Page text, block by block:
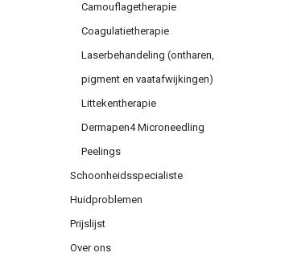
Camouflagetherapie
Coagulatietherapie
Laserbehandeling (ontharen,
pigment en vaatafwijkingen)
Littekentherapie
Dermapen4 Microneedling
Peelings
Schoonheidsspecialiste
Huidproblemen
Prijslijst
Over ons